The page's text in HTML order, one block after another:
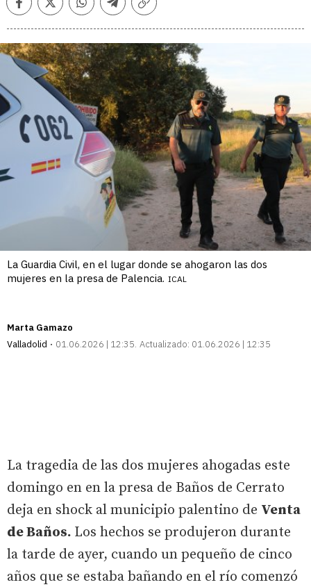
FacebookTwitterWhatsappTelegramCopiar
La Guardia Civil, en el lugar donde se ahogaron las dos
mujeres en la presa de Palencia. ICAL
Marta Gamazo
Valladolid
01.06.2026 | 12:35 Actualizado: 01.06.2026 | 12:35
La tragedia de las dos mujeres ahogadas este
domingo en en la presa de Baños de Cerrato
deja en shock al municipio palentino de Venta
de Baños. Los hechos se produjeron durante
la tarde de ayer, cuando un pequeño de cinco
años que se estaba bañando en el río comenzó